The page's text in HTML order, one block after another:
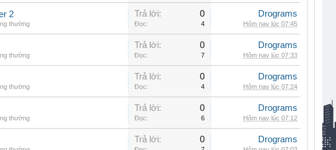
2
thường
Trả lời: 0
Đọc: 4
Drograms
Hôm nay lúc 07:45
thường
Trả lời: 0
Đọc: 7
Drograms
Hôm nay lúc 07:33
thường
Trả lời: 0
Đọc: 4
Drograms
Hôm nay lúc 07:24
thường
Trả lời: 0
Đọc: 6
Drograms
Hôm nay lúc 07:12
Trả lời: 0 Drograms